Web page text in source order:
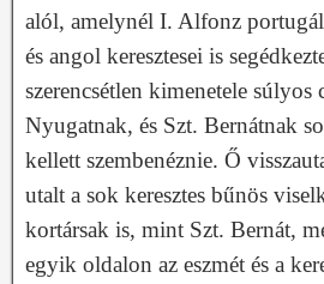
alól, amelynél I. Alfonz
és angol keresztesei is
szerencsétlen kimenetele súlyos
Nyugatnak, és Szt. Bernátnak
kellett szembenéznie. Ő
utalt a sok keresztes bűnös
kortársak is, mint Szt. Bernát,
egyik oldalon az eszmét és a